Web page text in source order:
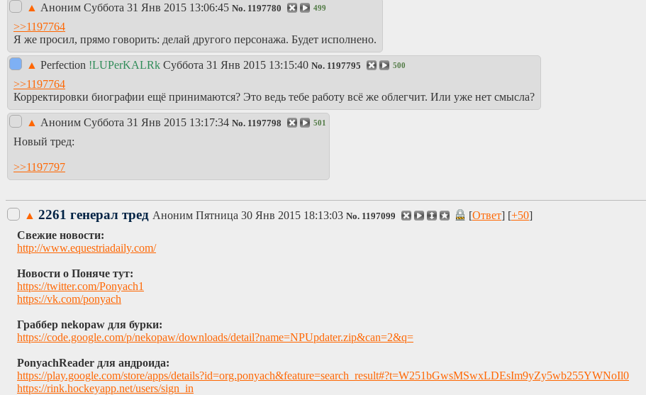
▲ Аноним Суббота 31 Янв 2015 13:06:45 No. 1197780 499
>>1197764
Я же просил, прямо говорить: делай другого персонажа. Будет исполнено.
▲ Perfection !LUPerKALRk Суббота 31 Янв 2015 13:15:40 No. 1197795 500
>>1197764
Корректировки биографии ещё принимаются? Это ведь тебе работу всё же облегчит. Или уже нет смысла?
▲ Аноним Суббота 31 Янв 2015 13:17:34 No. 1197798 501
Новый тред:
>>1197797
▲ 2261 генерал тред Аноним Пятница 30 Янв 2015 18:13:03 No. 1197099 [Ответ] [+50]
Свежие новости:
http://www.equestriadaily.com/
Новости о Поняче тут:
https://twitter.com/Ponyach1
https://vk.com/ponyach
Граббер nekopaw для бурки:
https://code.google.com/p/nekopaw/downloads/detail?name=NPUpdater.zip&can=2&q=
PonyachReader для андроида:
https://play.google.com/store/apps/details?id=org.ponyach&feature=search_result#?t=W251bGwsMSwxLDEsIm9yZy5wb255YWNoIl0
https://rink.hockeyapp.net/users/sign_in